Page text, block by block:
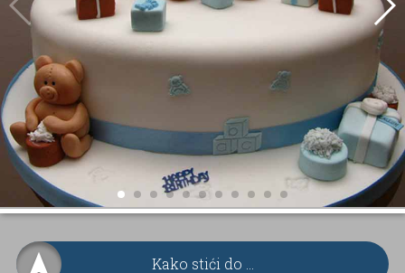
Kako stići do ...